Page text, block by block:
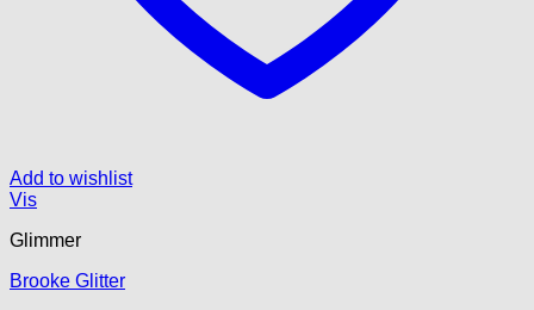
Add to wishlist
Vis
Glimmer
Brooke Glitter